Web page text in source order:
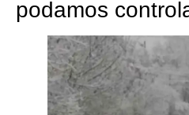
podamos